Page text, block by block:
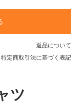
返品について
特定商取引法に基づく表記
ツ